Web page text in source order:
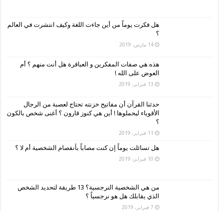
هل فكرت يوماً من أين جاءت اللغة وكيف انتشرت في العالم
؟
14 مارس، 2019
هذه هي صفات المفكرين و العباقرة هل أنت منهم ؟ أم
العوض على الله !
13 فبراير، 2019
حدثنا القرآن أن مفاتيح خزنته تحتاج لعصبة من الرجال
الأقوياء ليحملوها ! أين هي كنوز قارون ؟ أغنى شخص بالكون
؟
11 فبراير، 2019
هل تسائلت يوماً إن كنت مصاباً بأنفصام الشخصية أم لا ؟
10 فبراير، 2019
من هي الشخصية النرجسية؟ 13 طريقة لتحديد الشخص
الذي يقابلك هل هو نرجسياً ؟
7 فبراير، 2019